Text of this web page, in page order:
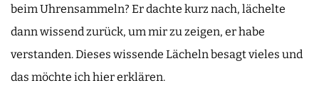
beim Uhrensammeln? Er dachte kurz nach, lächelte
dann wissend zurück, um mir zu zeigen, er habe
verstanden. Dieses wissende Lächeln besagt vieles und
das möchte ich hier erklären.